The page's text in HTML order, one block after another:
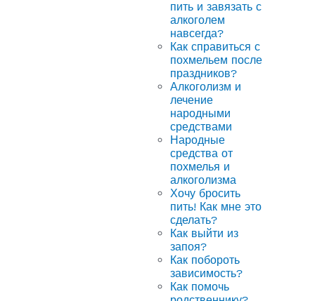
пить и завязать с
алкоголем
навсегда?
Как справиться с
похмельем после
праздников?
Алкоголизм и
лечение
народными
средствами
Народные
средства от
похмелья и
алкоголизма
Хочу бросить
пить! Как мне это
сделать?
Как выйти из
запоя?
Как побороть
зависимость?
Как помочь